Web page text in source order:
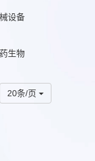
设备
生物
20条/页